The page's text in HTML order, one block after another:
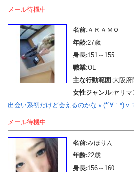
メール待機中
名前: ＡＲＡＭＯ
年齢:27歳
身長:151～155
職業:OL
主な行動範囲:大阪府
女性ジャンル:ヤリマ
出会い系初だけど会えるのかなｖ(*´∀｀*)ｖ
メール待機中
名前:みほりん
年齢:22歳
身長:156～160